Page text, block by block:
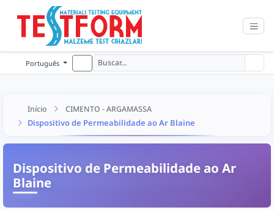
Português
Início CIMENTO - ARGAMASSA
Dispositivo de Permeabilidade ao Ar Blaine
Dispositivo de Permeabilidade ao Ar
Blaine